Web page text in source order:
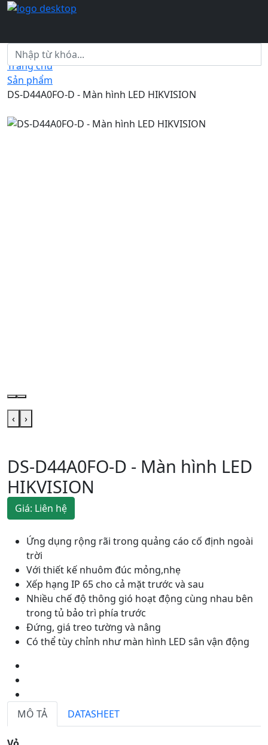
Trang chủ
Sản phẩm
DS-D44A0FO-D - Màn hình LED HIKVISION
‹ ›
DS-D44A0FO-D - Màn hình LED
HIKVISION
Giá: Liên hệ
Ứng dụng rộng rãi trong quảng cáo cố định ngoài
trời
Với thiết kế nhuôm đúc mỏng,nhẹ
Xếp hạng IP 65 cho cả mặt trước và sau
Nhiều chế độ thông gió hoạt động cùng nhau bên
trong tủ bảo trì phía trước
Đứng, giá treo tường và nâng
Có thể tùy chỉnh như màn hình LED sân vận động
MÔ TẢ DATASHEET